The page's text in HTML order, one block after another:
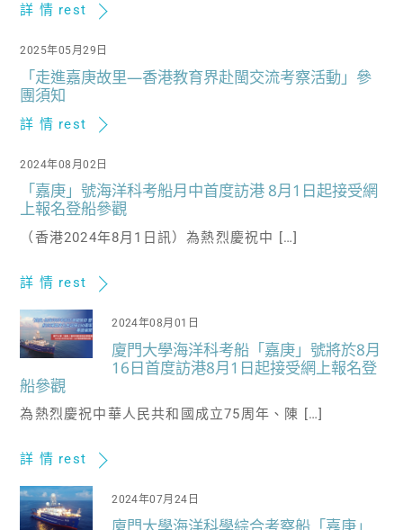
詳 情 rest
2025年05月29日
「走進嘉庚故里—香港教育界赴閩交流考察活動」參
團須知
詳 情 rest
2024年08月02日
「嘉庚」號海洋科考船月中首度訪港 8月1日起接受網
上報名登船參觀
（香港2024年8月1日訊）為熱烈慶祝中 […]
詳 情 rest
2024年08月01日
廈門大學海洋科考船「嘉庚」號將於8月
16日首度訪港8月1日起接受網上報名登
船參觀
為熱烈慶祝中華人民共和國成立75周年、陳 […]
詳 情 rest
2024年07月24日
廈門大學海洋科學綜合考察船「嘉庚」